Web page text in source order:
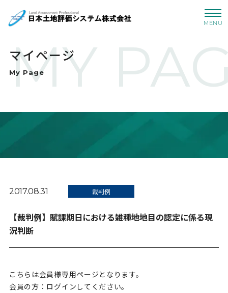
MENU
MY
マイページ
My Page
2017.08.31 裁判例
【裁判例】賦課期日における雑種地地目の認定に係る現
況判断
こちらは会員様専用ページとなります。
会員の方：ログインしてください。